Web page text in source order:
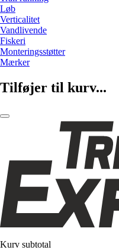
Løb
Verticalitet
Vandlivende
Fiskeri
Monteringsstøtter
Mærker
Tilføjer til kurv...
Kurv subtotal